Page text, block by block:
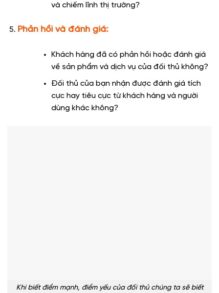
và chiếm lĩnh thị trường?
Phản hồi và đánh giá:
Khách hàng đã có phản hồi hoặc đánh giá
về sản phẩm và dịch vụ của đối thủ không?
Đối thủ của bạn nhận được đánh giá tích
cực hay tiêu cực từ khách hàng và người
dùng khác không?
Khi biết điểm mạnh, điểm yếu của đối thủ chúng ta sẽ biết